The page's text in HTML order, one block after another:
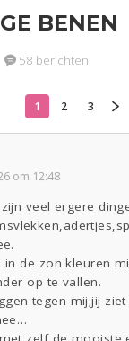
& Studie
Oekraïne
Psyche
Contact
Horen
BENEN
58 berichten
1 2 3
om 12:48
veel ergere
de zon kleuren
op te vallen.
tegen mij;jij